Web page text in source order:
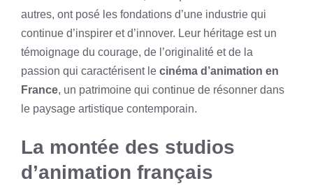
autres, ont posé les fondations d’une industrie qui
continue d’inspirer et d’innover. Leur héritage est un
témoignage du courage, de l’originalité et de la
passion qui caractérisent le cinéma d’animation en
France, un patrimoine qui continue de résonner dans
le paysage artistique contemporain.
La montée des studios
d’animation français